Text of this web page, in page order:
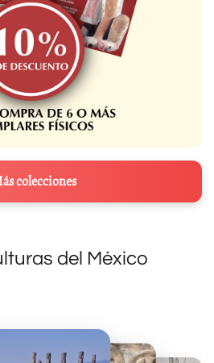
colecciones
del México